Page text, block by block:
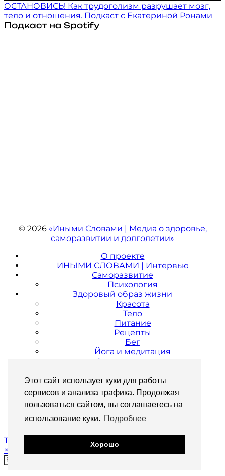
Этот сайт использует куки для работы
сервисов и анализа трафика. Продолжая
пользоваться сайтом, вы соглашаетесь на
использование куки. Подробнее
Хорошо
ОСТАНОВИСЬ! Как трудоголизм разрушает мозг,
тело и отношения. Подкаст с Екатериной Ронами
Подкаст на Spotify
© 2026 «Иными Словами | Медиа о здоровье,
саморазвитии и долголетии»
О проекте
ИНЫМИ СЛОВАМИ | Интервью
Саморазвитие
Психология
Здоровый образ жизни
Красота
Тело
Питание
Рецепты
Бег
Йога и медитация
Стиль жизни
путешествия
Культура и искусство
Музеи и выставки
FAQ
Главная
Theme Designed by
pipdig
×